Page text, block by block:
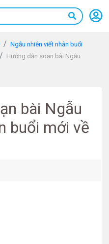
Ngẫu nhiên viết nhân buổi
Hướng dẫn soạn bài Ngẫu
bài Ngẫu
buổi mới về